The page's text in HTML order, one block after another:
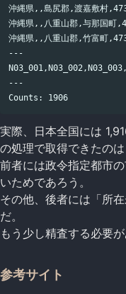
沖縄県,,島尻郡,渡嘉敷村
沖縄県,,八重山郡,与那国町
沖縄県,,八重山郡,竹富町
---
---
実際、日本全国には
の処理で取得できたのは
前者には政令指定都市
いためであろう。
その他、後者には「所
だ。
もう少し精査する必要が
参考サイト